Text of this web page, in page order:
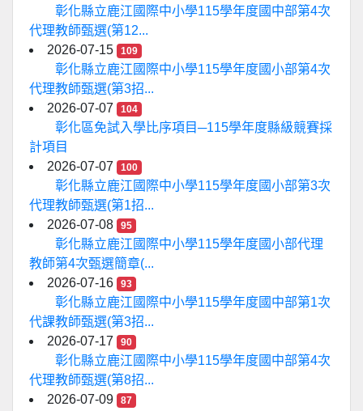
彰化縣立鹿江國際中小學115學年度國中部第4次
代理教師甄選(第12...
2026-07-15
109
彰化縣立鹿江國際中小學115學年度國小部第4次
代理教師甄選(第3招...
2026-07-07
104
彰化區免試入學比序項目─115學年度縣級競賽採
計項目
2026-07-07
100
彰化縣立鹿江國際中小學115學年度國小部第3次
代理教師甄選(第1招...
2026-07-08
95
彰化縣立鹿江國際中小學115學年度國小部代理
教師第4次甄選簡章(...
2026-07-16
93
彰化縣立鹿江國際中小學115學年度國中部第1次
代課教師甄選(第3招...
2026-07-17
90
彰化縣立鹿江國際中小學115學年度國中部第4次
代理教師甄選(第8招...
2026-07-09
87